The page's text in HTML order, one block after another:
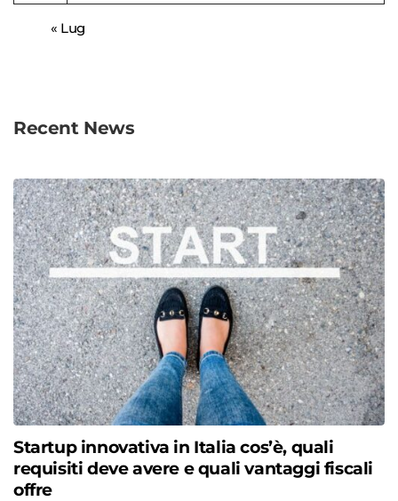
« Lug
Recent News
Startup innovativa in Italia cos’è, quali
requisiti deve avere e quali vantaggi fiscali
offre